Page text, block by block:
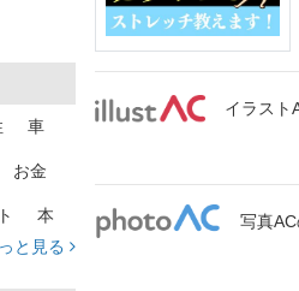
車
お金
本
木
と見る
イラスト
写真